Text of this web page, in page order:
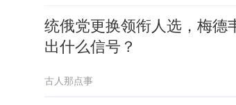
统俄党更换领衔人选，梅德
出什么信号？
古人那点事